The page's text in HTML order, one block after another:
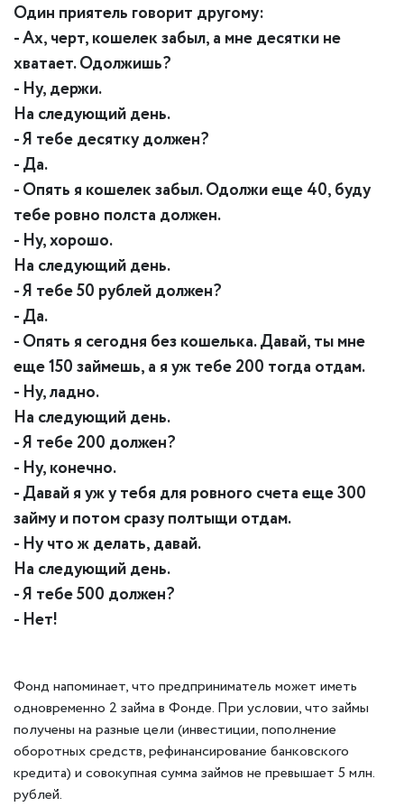
Один приятель говорит другому:
- Ах, черт, кошелек забыл, а мне десятки не
хватает.Одолжишь?
- Ну, держи.
На следующий день.
- Я тебе десятку должен?
- Да.
- Опять я кошелек забыл. Одолжи еще 40, буду
тебе ровно полста должен.
- Ну, хорошо.
На следующий день.
- Я тебе 50 рублей должен?
- Да.
- Опять я сегодня без кошелька. Давай, ты мне
еще 150 займешь, а я уж тебе 200 тогда отдам.
- Ну, ладно.
На следующий день.
- Я тебе 200 должен?
- Ну, конечно.
- Давай я уж у тебя для ровного счета еще 300
займу и потом сразу полтыщи отдам.
- Ну что ж делать, давай.
На следующий день.
- Я тебе 500 должен?
- Нет!
Фонд напоминает, что предприниматель может иметь
одновременно 2 займа в Фонде. При условии, что займы
получены на разные цели (инвестиции, пополнение
оборотных средств, рефинансирование банковского
кредита) и совокупная сумма займов не превышает 5 млн.
рублей.